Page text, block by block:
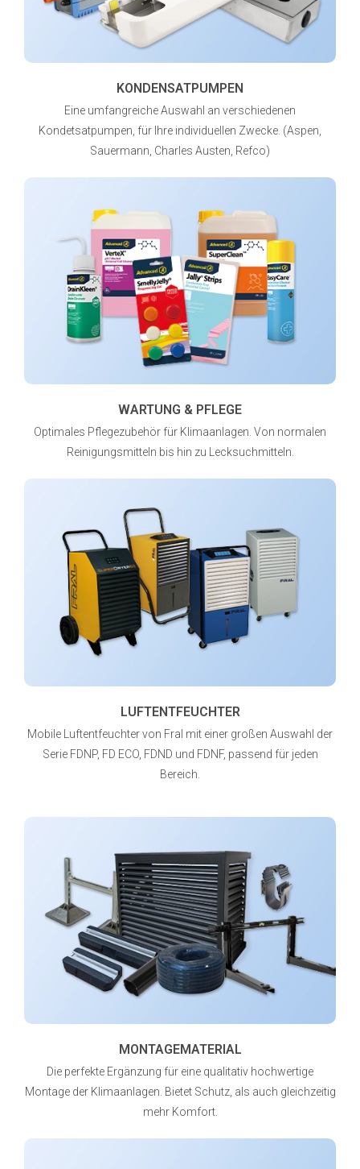
KONDENSATPUMPEN
Eine umfangreiche Auswahl an verschiedenen
Kondetsatpumpen, für Ihre individuellen Zwecke. (Aspen,
Sauermann, Charles Austen, Refco)
WARTUNG & PFLEGE
Optimales Pflegezubehör für Klimaanlagen. Von normalen
Reinigungsmitteln bis hin zu Lecksuchmitteln.
LUFTENTFEUCHTER
Mobile Luftentfeuchter von Fral mit einer großen Auswahl der
Serie FDNP, FD ECO, FDND und FDNF, passend für jeden
Bereich.
MONTAGEMATERIAL
Die perfekte Ergänzung für eine qualitativ hochwertige
Montage der Klimaanlagen. Bietet Schutz, als auch gleichzeitig
mehr Komfort.